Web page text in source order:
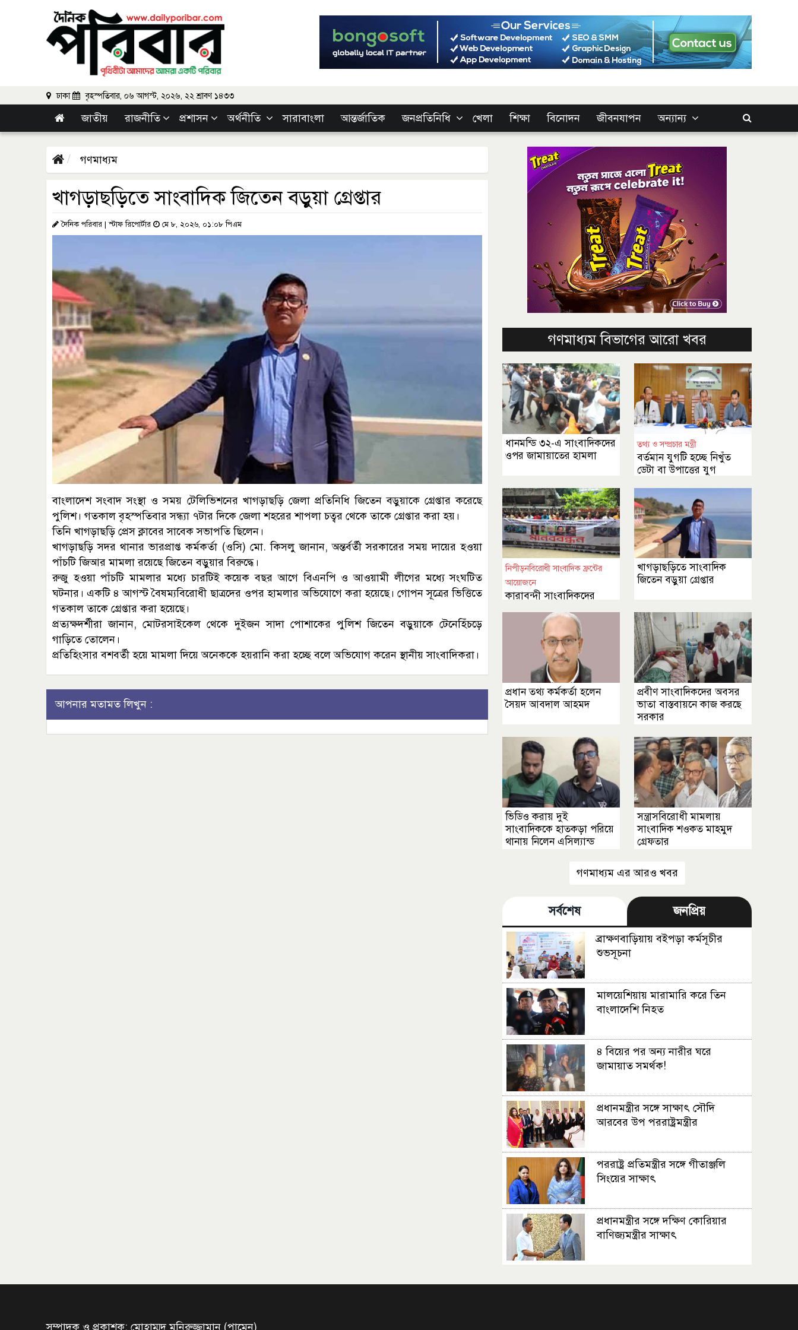
ঢাকা বৃহস্পতিবার, ০৬ আগস্ট, ২০২৬, ২২ শ্রাবণ ১৪৩৩
জাতীয় রাজনীতি প্রশাসন অর্থনীতি সারাবাংলা আন্তর্জাতিক জনপ্রতিনিধি খেলা শিক্ষা বিনোদন জীবনযাপন অন্যান্য
গণমাধ্যম
খাগড়াছড়িতে সাংবাদিক জিতেন বড়ুয়া গ্রেপ্তার
দৈনিক পরিবার | স্টাফ রিপোর্টার মে ৮, ২০২৬, ০১:০৮ পিএম
বাংলাদেশ সংবাদ সংস্থা ও সময় টেলিভিশনের খাগড়াছড়ি জেলা প্রতিনিধি জিতেন বড়ুয়াকে গ্রেপ্তার করেছে
পুলিশ। গতকাল বৃহস্পতিবার সন্ধ্যা ৭টার দিকে জেলা শহরের শাপলা চত্বর থেকে তাকে গ্রেপ্তার করা হয়।
তিনি খাগড়াছড়ি প্রেস ক্লাবের সাবেক সভাপতি ছিলেন।
খাগড়াছড়ি সদর থানার ভারপ্রাপ্ত কর্মকর্তা (ওসি) মো. কিসলু জানান, অন্তর্বর্তী সরকারের সময় দায়ের হওয়া
পাঁচটি জিআর মামলা রয়েছে জিতেন বড়ুয়ার বিরুদ্ধে।
রুজু হওয়া পাঁচটি মামলার মধ্যে চারটিই কয়েক বছর আগে বিএনপি ও আওয়ামী লীগের মধ্যে সংঘটিত
ঘটনার। একটি ৪ আগস্ট বৈষম্যবিরোধী ছাত্রদের ওপর হামলার অভিযোগে করা হয়েছে। গোপন সূত্রের ভিত্তিতে
গতকাল তাকে গ্রেপ্তার করা হয়েছে।
প্রত্যক্ষদর্শীরা জানান, মোটরসাইকেল থেকে দুইজন সাদা পোশাকের পুলিশ জিতেন বড়ুয়াকে টেনেহিঁচড়ে
গাড়িতে তোলেন।
প্রতিহিংসার বশবর্তী হয়ে মামলা দিয়ে অনেককে হয়রানি করা হচ্ছে বলে অভিযোগ করেন স্থানীয় সাংবাদিকরা।
আপনার মতামত লিখুন :
গণমাধ্যম বিভাগের আরো খবর
ধানমন্ডি ৩২-এ সাংবাদিকদের
ওপর জামায়াতের হামলা
তথ্য ও সম্প্রচার মন্ত্রী
বর্তমান যুগটি হচ্ছে নিখুঁত
ডেটা বা উপাত্তের যুগ
নিপীড়নবিরোধী সাংবাদিক ফ্রন্টের
আয়োজনে
কারাবন্দী সাংবাদিকদের
খাগড়াছড়িতে সাংবাদিক
জিতেন বড়ুয়া গ্রেপ্তার
প্রধান তথ্য কর্মকর্তা হলেন
সৈয়দ আবদাল আহমদ
প্রবীণ সাংবাদিকদের অবসর
ভাতা বাস্তবায়নে কাজ করছে
সরকার
ভিডিও করায় দুই
সাংবাদিককে হাতকড়া পরিয়ে
থানায় নিলেন এসিল্যান্ড
সন্ত্রাসবিরোধী মামলায়
সাংবাদিক শওকত মাহমুদ
গ্রেফতার
গণমাধ্যম এর আরও খবর
সর্বশেষ জনপ্রিয়
ব্রাক্ষণবাড়িয়ায় বইপড়া কর্মসূচীর
শুভসূচনা
মালয়েশিয়ায় মারামারি করে তিন
বাংলাদেশি নিহত
৪ বিয়ের পর অন্য নারীর ঘরে
জামায়াত সমর্থক!
প্রধানমন্ত্রীর সঙ্গে সাক্ষাৎ সৌদি
আরবের উপ পররাষ্ট্রমন্ত্রীর
পররাষ্ট্র প্রতিমন্ত্রীর সঙ্গে গীতাঞ্জলি
সিংয়ের সাক্ষাৎ
প্রধানমন্ত্রীর সঙ্গে দক্ষিণ কোরিয়ার
বাণিজ্যমন্ত্রীর সাক্ষাৎ
সম্পাদক ও প্রকাশক: মোহাম্মদ মনিরুজ্জামান (পামেন)